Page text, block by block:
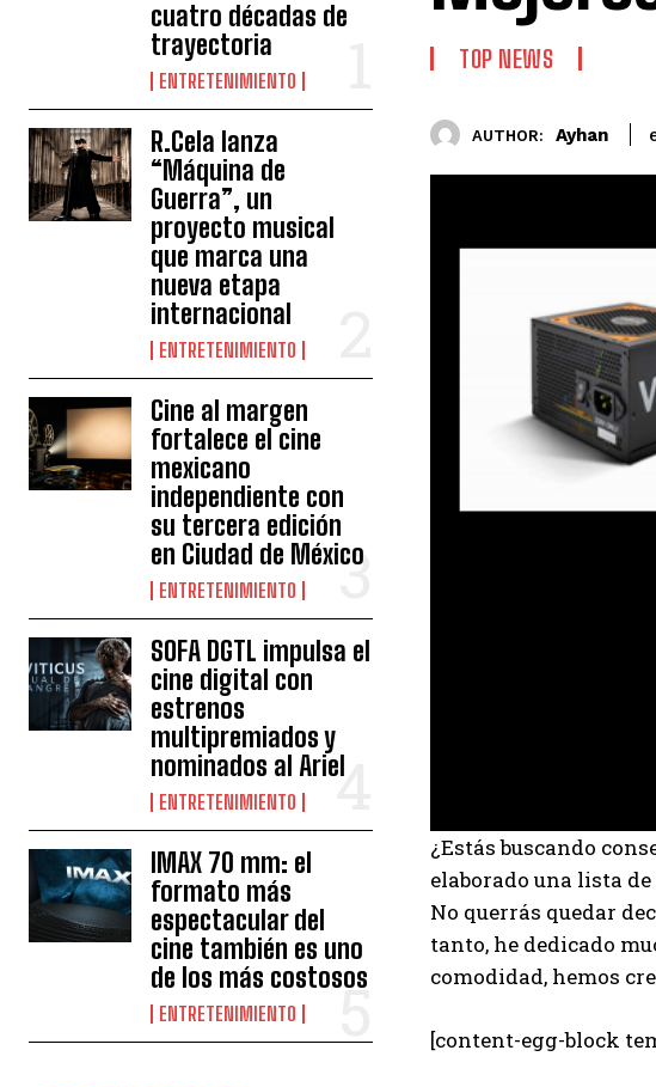
cuatro décadas de
trayectoria
ENTRETENIMIENTO
R.Cela lanza
“Máquina de
Guerra”, un
proyecto musical
que marca una
nueva etapa
internacional
ENTRETENIMIENTO
Cine al margen
fortalece el cine
mexicano
independiente con
su tercera edición
en Ciudad de México
ENTRETENIMIENTO
SOFA DGTL impulsa el
cine digital con
estrenos
multipremiados y
nominados al Ariel
ENTRETENIMIENTO
IMAX 70 mm: el
formato más
espectacular del
cine también es uno
de los más costosos
ENTRETENIMIENTO
TOP NEWS
AUTHOR: Ayhan
¿Estás buscando
elaborado una lista
No querrás quedar
tanto, he dedicado
comodidad, hemos
[content-egg-block